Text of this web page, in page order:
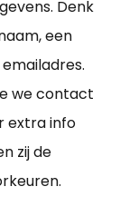
Denk
een
we contact
extra info
zij de